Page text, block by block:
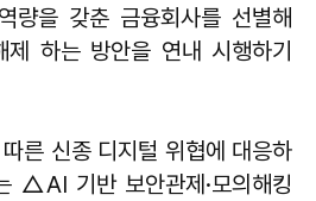
량을 갖춘 금융회사를 선별해
하는 방안을 연내 시행하기
른 신종 디지털 위협에 대응하
△AI 기반 보안관제·모의해킹